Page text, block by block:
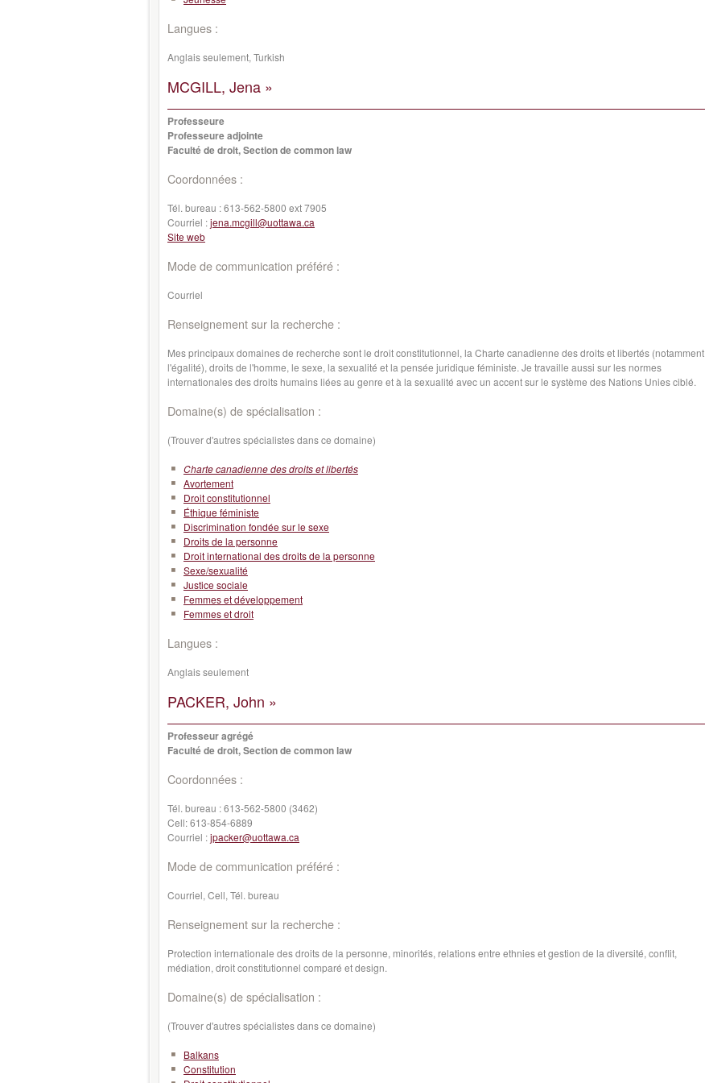
Langues :
Anglais seulement, Turkish
MCGILL, Jena »
Professeure
Professeure adjointe
Faculté de droit, Section de common law
Coordonnées :
Tél. bureau :613-562-5800 ext 7905
Courriel :jena.mcgill@uottawa.ca
Site web
Mode de communication préféré :
Courriel
Renseignement sur la recherche :
Mes principaux domaines de recherche sont le droit constitutionnel, la Charte canadienne des droits et libertés (notamment
l'égalité), droits de l'homme, le sexe, la sexualité et la pensée juridique féministe. Je travaille aussi sur les normes
internationales des droits humains liées au genre et à la sexualité avec un accent sur le système des Nations Unies ciblé.
Domaine(s) de spécialisation :
(Trouver d'autres spécialistes dans ce domaine)
Charte canadienne des droits et libertés
Avortement
Droit constitutionnel
Éthique féministe
Discrimination fondée sur le sexe
Droits de la personne
Droit international des droits de la personne
Sexe/sexualité
Justice sociale
Femmes et développement
Femmes et droit
Langues :
Anglais seulement
PACKER, John »
Professeur agrégé
Faculté de droit, Section de common law
Coordonnées :
Tél. bureau :613-562-5800 (3462)
Cell:613-854-6889
Courriel :jpacker@uottawa.ca
Mode de communication préféré :
Courriel, Cell, Tél. bureau
Renseignement sur la recherche :
Protection internationale des droits de la personne, minorités, relations entre ethnies et gestion de la diversité, conflit,
médiation, droit constitutionnel comparé et design.
Domaine(s) de spécialisation :
(Trouver d'autres spécialistes dans ce domaine)
Balkans
Constitution